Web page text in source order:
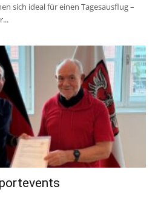
sich ideal für einen Tagesausflug –